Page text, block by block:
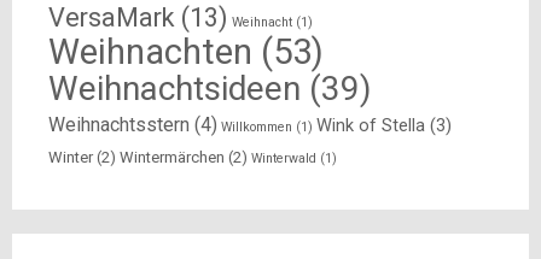
VersaMark (13) Weihnacht (1)
Weihnachten (53)
Weihnachtsideen (39)
Weihnachtsstern (4) Willkommen (1) Wink of Stella (3)
Winter(2) Wintermärchen (2) Winterwald (1)